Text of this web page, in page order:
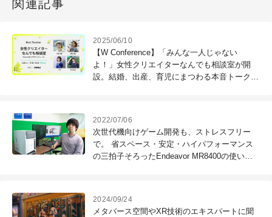
関連記事
2025/06/10
【W Conference】「みんな一人じゃない
よ！」女性クリエイターなんでも相談室が開
設。結婚、出産、育児にまつわる本音トークを
2022/07/06
次世代機向けゲーム開発も、ストレスフリー
で。 省スペース・安定・ハイパフォーマンス
の三拍子そろったEndeavor MR8400の使い勝
2024/09/24
メタバース空間やXR技術のエキスパートに聞